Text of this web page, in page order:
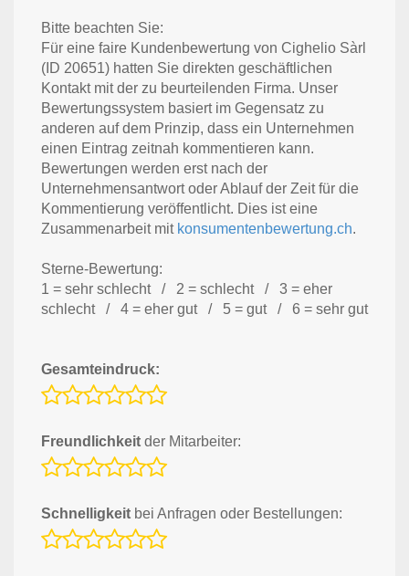
Bitte beachten Sie:
Für eine faire Kundenbewertung von Cighelio Sàrl
(ID 20651) hatten Sie direkten geschäftlichen
Kontakt mit der zu beurteilenden Firma. Unser
Bewertungssystem basiert im Gegensatz zu
anderen auf dem Prinzip, dass ein Unternehmen
einen Eintrag zeitnah kommentieren kann.
Bewertungen werden erst nach der
Unternehmensantwort oder Ablauf der Zeit für die
Kommentierung veröffentlicht. Dies ist eine
Zusammenarbeit mit konsumentenbewertung.ch.
Sterne-Bewertung:
1 = sehr schlecht / 2 = schlecht / 3 = eher
schlecht / 4 = eher gut / 5 = gut / 6 = sehr gut
Gesamteindruck:
Freundlichkeit der Mitarbeiter:
Schnelligkeit bei Anfragen oder Bestellungen: